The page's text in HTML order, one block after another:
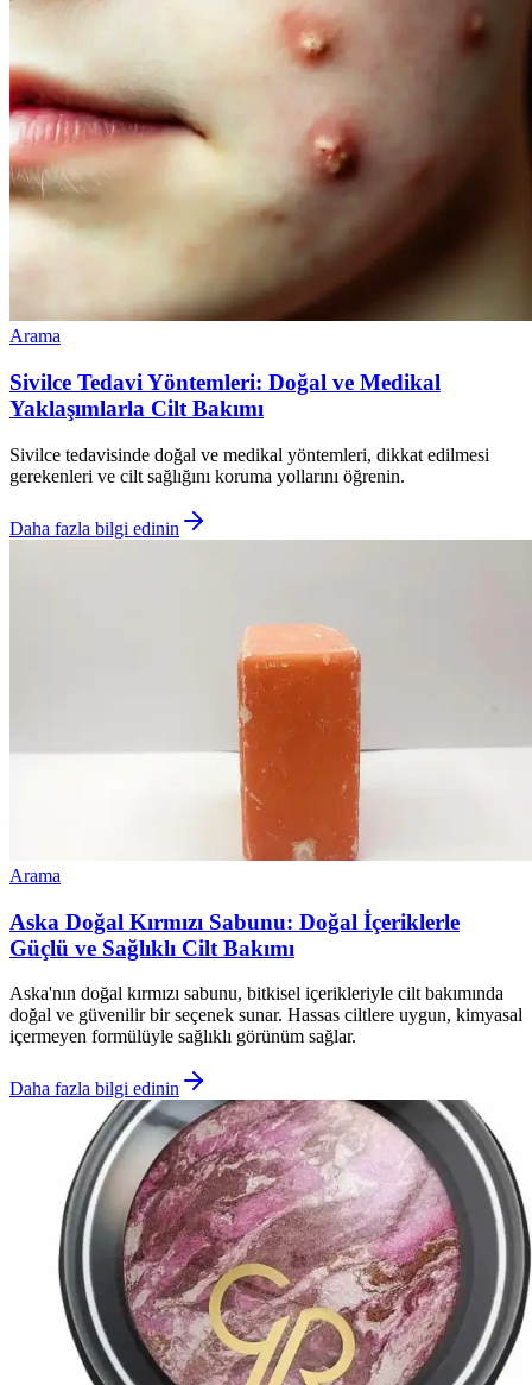
Arama
Sivilce Tedavi Yöntemleri: Doğal ve Medikal
Yaklaşımlarla Cilt Bakımı
Sivilce tedavisinde doğal ve medikal yöntemleri, dikkat edilmesi
gerekenleri ve cilt sağlığını koruma yollarını öğrenin.
Daha fazla bilgi edinin
Arama
Aska Doğal Kırmızı Sabunu: Doğal İçeriklerle
Güçlü ve Sağlıklı Cilt Bakımı
Aska'nın doğal kırmızı sabunu, bitkisel içerikleriyle cilt bakımında
doğal ve güvenilir bir seçenek sunar. Hassas ciltlere uygun, kimyasal
içermeyen formülüyle sağlıklı görünüm sağlar.
Daha fazla bilgi edinin